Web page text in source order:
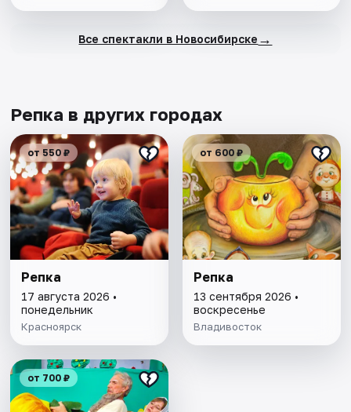
Все спектакли в Новосибирске →
Репка в других городах
от 550 ₽
Репка
17 августа 2026 •
понедельник
Красноярск
от 600 ₽
Репка
13 сентября 2026 •
воскресенье
Владивосток
от 700 ₽